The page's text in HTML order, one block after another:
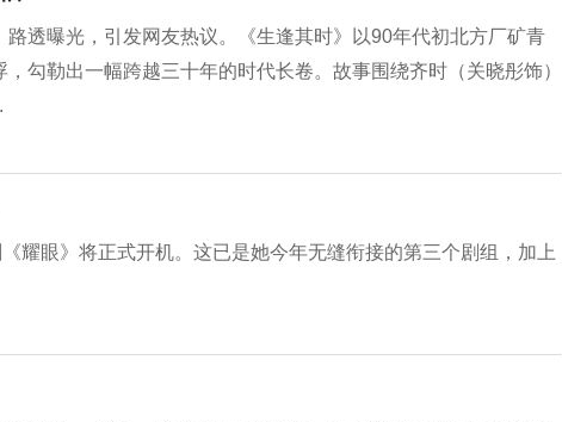
透曝光，引发网友热议。《生逢其时》以90年代初北方厂矿青
勾勒出一幅跨越三十年的时代长卷。故事围绕齐时（关晓彤饰）
耀眼》将正式开机。这已是她今年无缝衔接的第三个剧组，加上